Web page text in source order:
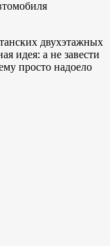
двухэтажных
идея: а не завести
просто надоело